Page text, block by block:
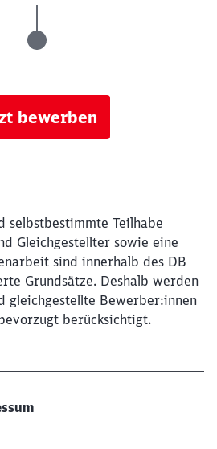
bewerben
selbstbestimmte Teilhabe
Gleichgestellter sowie eine
sind innerhalb des DB
Grundsätze. Deshalb werden
gleichgestellte Bewerber:innen
berücksichtigt.